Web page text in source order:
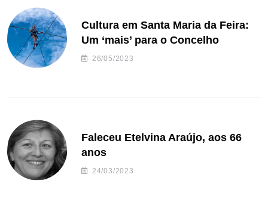
Cultura em Santa Maria da Feira:
Um ‘mais’ para o Concelho
26/05/2023
Faleceu Etelvina Araújo, aos 66
anos
24/03/2023